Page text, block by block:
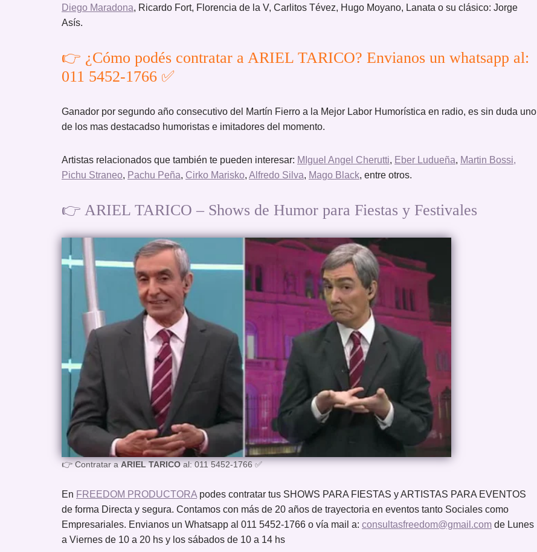
Diego Maradona, Ricardo Fort, Florencia de la V, Carlitos Tévez, Hugo Moyano, Lanata o su clásico: Jorge
Asís.
👉 ¿Cómo podés contratar a ARIEL TARICO? Envianos un whatsapp al:
011 5452-1766 ✅
Ganador por segundo año consecutivo del Martín Fierro a la Mejor Labor Humorística en radio, es sin duda uno
de los mas destacadso humoristas e imitadores del momento.
Artistas relacionados que también te pueden interesar: MIguel Angel Cherutti, Eber Ludueña, Martin Bossi,
Pichu Straneo, Pachu Peña, Cirko Marisko, Alfredo Silva, Mago Black, entre otros.
👉 ARIEL TARICO – Shows de Humor para Fiestas y Festivales
👉 Contratar aARIEL TARICOal: 011 5452-1766 ✅
En FREEDOM PRODUCTORA podes contratar tus SHOWS PARA FIESTAS y ARTISTAS PARA EVENTOS
de forma Directa y segura. Contamos con más de 20 años de trayectoria en eventos tanto Sociales como
Empresariales. Envianos un Whatsapp al 011 5452-1766 o vía mail a: consultasfreedom@gmail.com de Lunes
a Viernes de 10 a 20 hs y los sábados de 10 a 14 hs